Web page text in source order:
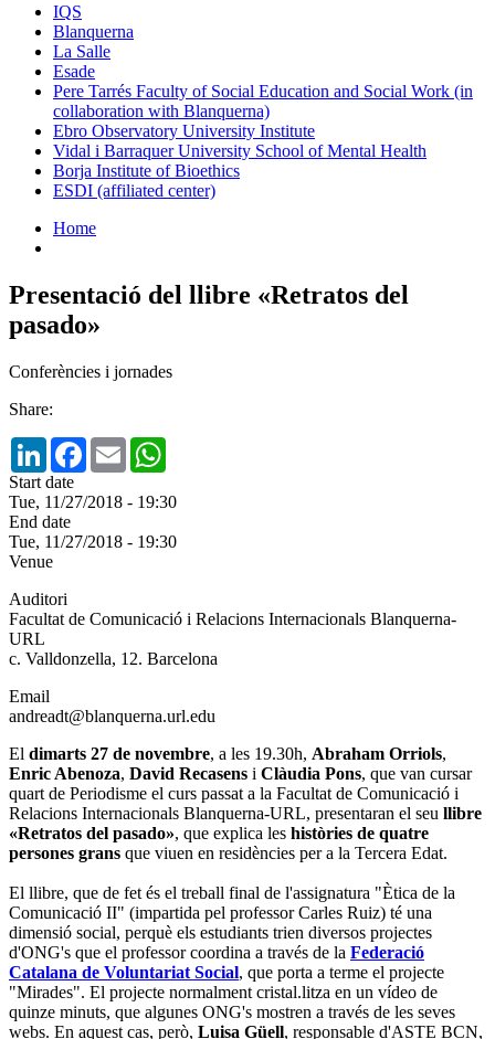
IQS
Blanquerna
La Salle
Esade
Pere Tarrés Faculty of Social Education and Social Work (in
collaboration with Blanquerna)
Ebro Observatory University Institute
Vidal i Barraquer University School of Mental Health
Borja Institute of Bioethics
ESDI (affiliated center)
Home
Presentació del llibre «Retratos del
pasado»
Conferències i jornades
Share:
LinkedInFacebook
Email
Start date
Tue, 11/27/2018 - 19:30
End date
Tue, 11/27/2018 - 19:30
Venue
Auditori
Facultat de Comunicació i Relacions Internacionals Blanquerna-
URL
c. Valldonzella, 12. Barcelona
Email
andreadt@blanquerna.url.edu
El dimarts 27 de novembre, a les 19.30h, Abraham Orriols,
Enric Abenoza, David Recasens i Clàudia Pons, que van cursar
quart de Periodisme el curs passat a la Facultat de Comunicació i
Relacions Internacionals Blanquerna-URL, presentaran el seu llibre
«Retratos del pasado», que explica les històries de quatre
persones grans que viuen en residències per a la Tercera Edat.
El llibre, que de fet és el treball final de l'assignatura "Ètica de la
Comunicació II" (impartida pel professor Carles Ruiz) té una
dimensió social, perquè els estudiants trien diversos projectes
d'ONG's que el professor coordina a través de la Federació
Catalana de Voluntariat Social, que porta a terme el projecte
"Mirades". El projecte normalment cristal.litza en un vídeo de
quinze minuts, que algunes ONG's mostren a través de les seves
webs. En aquest cas, però, Luisa Güell, responsable d'ASTE BCN,